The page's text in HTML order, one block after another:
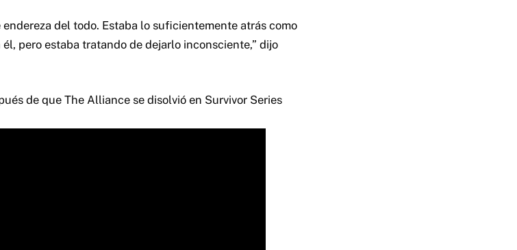
endereza del todo. Estaba lo suficientemente atrás como
pero estaba tratando de dejarlo inconsciente,” dijo
de que The Alliance se disolvió en Survivor Series